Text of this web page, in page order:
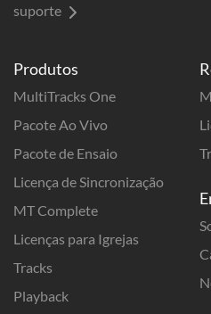
Produtos
MultiTracks One
Pacote Ao Vivo
Pacote de Ensaio
Licença de Sincronização
MT Complete
Licenças para Igrejas
Tracks
Playback
suporte